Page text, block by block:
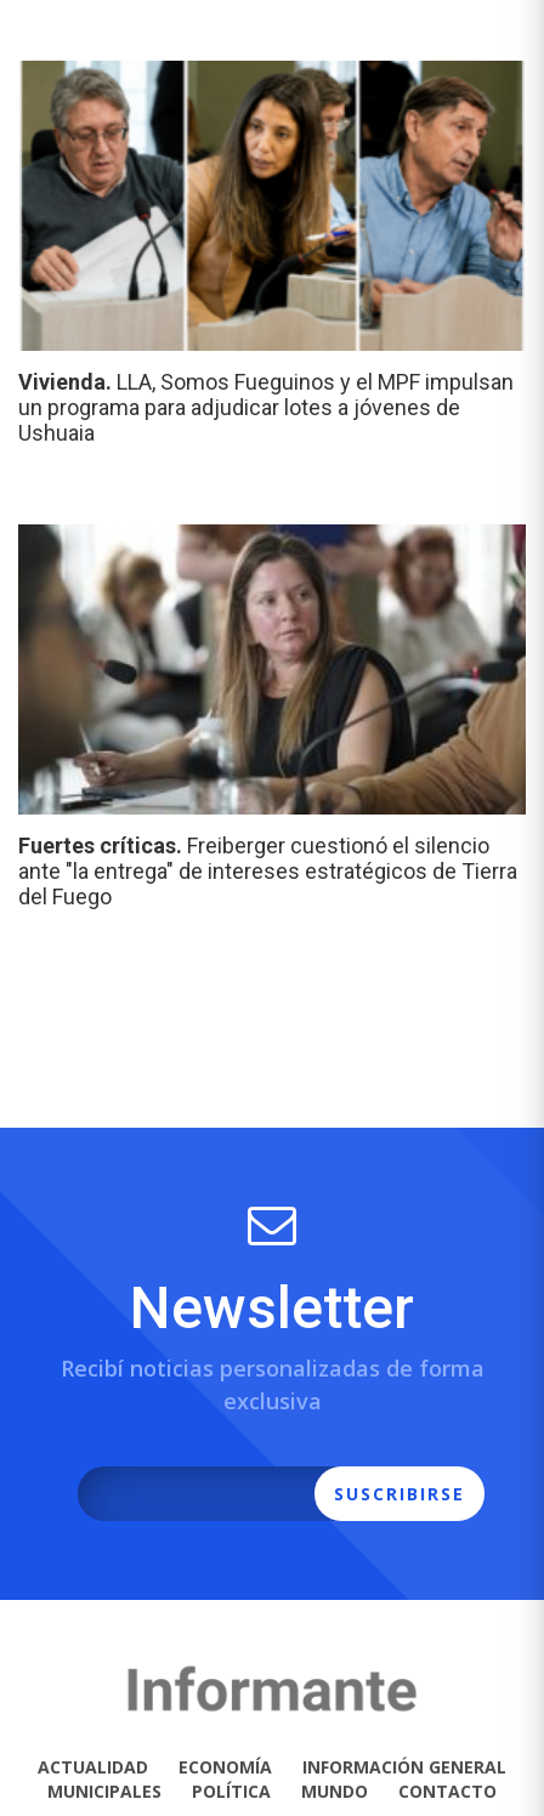
Vivienda. LLA, Somos Fueguinos y el MPF impulsan
un programa para adjudicar lotes a jóvenes de
Ushuaia
Fuertes críticas. Freiberger cuestionó el silencio
ante "la entrega" de intereses estratégicos de Tierra
del Fuego
Newsletter
Recibí noticias personalizadas de forma
exclusiva
SUSCRIBIRSE
ACTUALIDAD ECONOMÍA
INFORMACIÓN GENERAL
MUNICIPALES
POLÍTICA MUNDO CONTACTO